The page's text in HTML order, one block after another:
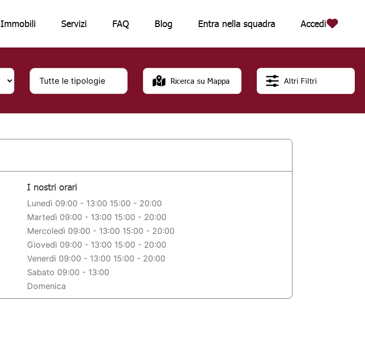
Immobili Servizi FAQ Blog Entra nella squadra Accedi
Tutte le tipologie Ricerca su Mappa
I nostri orari
Lunedì 09:00 - 13:00 15:00 - 20:00
Martedì 09:00 - 13:00 15:00 - 20:00
Mercoledì 09:00 - 13:00 15:00 - 20:00
Giovedì 09:00 - 13:00 15:00 - 20:00
Venerdì 09:00 - 13:00 15:00 - 20:00
Sabato 09:00 - 13:00
Domenica